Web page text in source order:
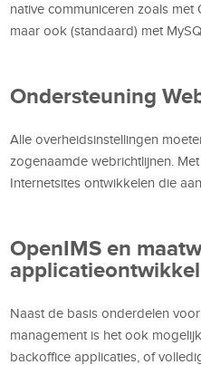
native communiceren zoals met
maar ook (standaard) met
Ondersteuning
Alle overheidsinstellingen
zogenaamde webrichtlijnen.
Internetsites ontwikkelen die
OpenIMS en
Naast de basis onderdelen
management is het ook
backoffice applicaties, of